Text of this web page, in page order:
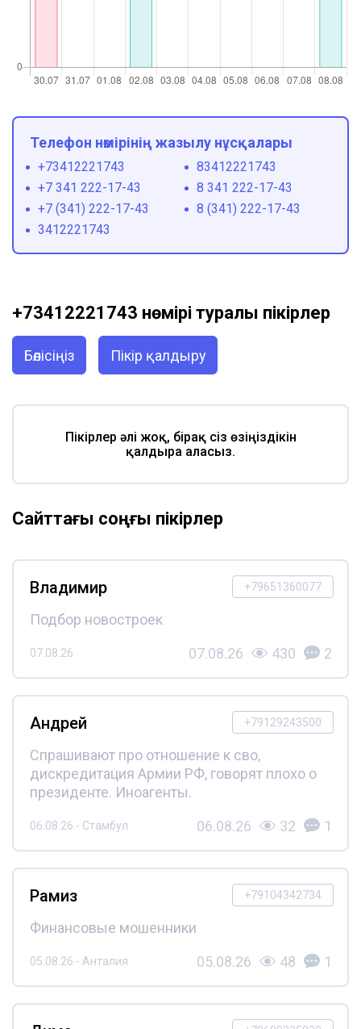
Телефон нөмірінің жазылу нұсқалары
+73412221743
83412221743
+7 341 222-17-43
8 341 222-17-43
+7 (341) 222-17-43
8 (341) 222-17-43
3412221743
+73412221743 нөмірі туралы пікірлер
Бөлісіңіз Пікір қалдыру
Пікірлер әлі жоқ, бірақ сіз өзіңіздікін
қалдыра аласыз.
Сайттағы соңғы пікірлер
+79651360077
Владимир
Подбор новостроек
07.08.26 07.08.26 430 2
+79129243500
Андрей
Спрашивают про отношение к сво,
дискредитация Армии РФ, говорят плохо о
президенте. Иноагенты.
06.08.26 - Стамбул 06.08.26 32 1
+79104342734
Рамиз
Финансовые мошенники
05.08.26 - Анталия 05.08.26 48 1